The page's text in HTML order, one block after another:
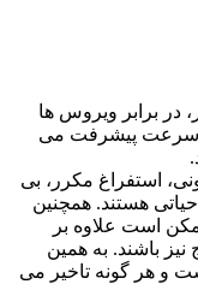
در برابر ویروس‌ ها
سرعت پیشرفت می‌
استفراغ مکرر، بی‌
هستند. همچنین
است علاوه بر
باشند. به همین
و هر گونه تاخیر می‌